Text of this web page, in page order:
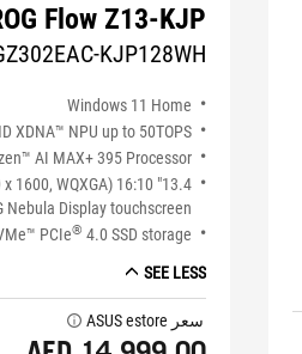
Flow Z13-KJP
KJP128WH
Windows 11 Home
XDNA™ NPU up to 50TOPS
AI MAX+ 395 Processor
x 1600, WQXGA) 16:10
Nebula Display touchscreen
PCIe® 4.0 SSD storage
SEE LESS
سعر ASUS estore tooltip